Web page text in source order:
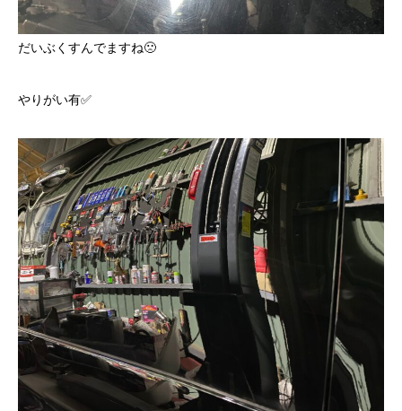
だいぶくすんでますね🙁
やりがい有✅